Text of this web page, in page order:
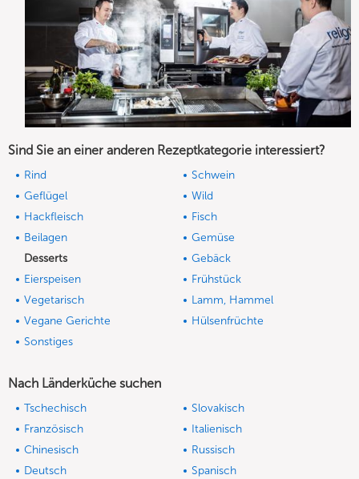
Sind Sie an einer anderen Rezeptkategorie interessiert?
Rind
Schwein
Geflügel
Wild
Hackfleisch
Fisch
Beilagen
Gemüse
Desserts
Gebäck
Eierspeisen
Frühstück
Vegetarisch
Lamm, Hammel
Vegane Gerichte
Hülsenfrüchte
Sonstiges
Nach Länderküche suchen
Tschechisch
Slovakisch
Französisch
Italienisch
Chinesisch
Russisch
Deutsch
Spanisch